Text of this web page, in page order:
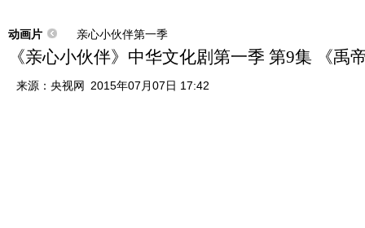
动画片 亲心小伙伴第一季
《亲心小伙伴》中华文化剧第一季 第9集 《禹
来源： 央视网 2015年07月07日 17:42